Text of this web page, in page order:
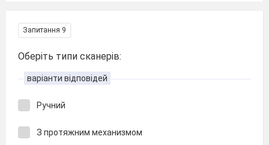
Запитання 9
Оберіть типи сканерів:
варіанти відповідей
Ручний
З протяжним механизмом